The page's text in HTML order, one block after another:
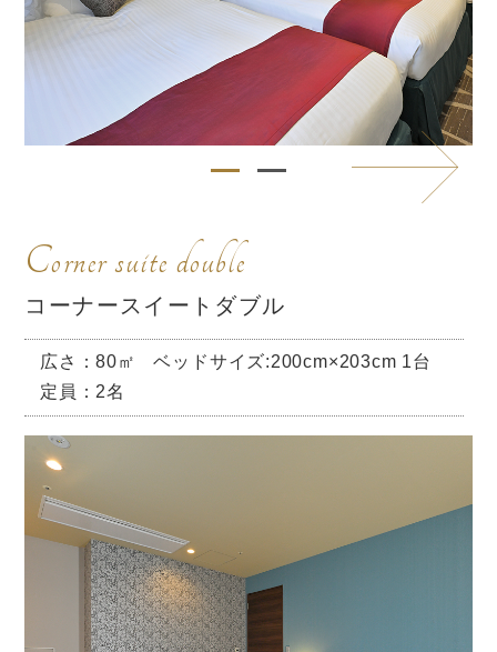
Corner suite double
コーナースイートダブル
広さ：80㎡
ベッドサイズ:200cm×203cm 1台
定員：2名